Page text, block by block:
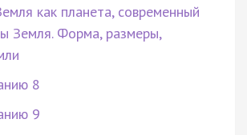
как планета, современный
Земля. Форма, размеры,
8
9